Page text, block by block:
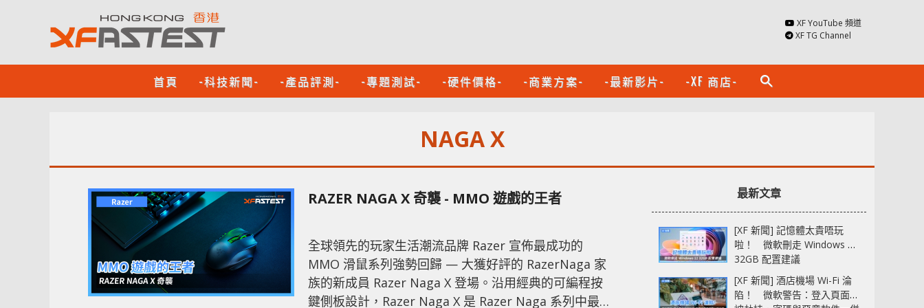
XF YouTube 頻道
XF TG Channel
首頁 -科技新聞- -產品評測- -專題測試- -硬件價格- -商業方案- -最新影片- -XF 商店- search
NAGA X
RAZER NAGA X 奇襲 - MMO 遊戲的王者
全球領先的玩家生活潮流品牌 Razer 宣佈最成功的
MMO 滑鼠系列強勢回歸 — 大獲好評的 RazerNaga 家
族的新成員 Razer Naga X 登場。沿用經典的可編程按
鍵側板設計，Razer Naga X 是 Razer Naga 系列中最輕
最新文章
[XF 新聞] 記憶體太貴唔玩
啦！ 微軟刪走 Windows 11
32GB 配置建議
[XF 新聞] 酒店機場 Wi-Fi 淪
陷！ 微軟警告：登入頁面可